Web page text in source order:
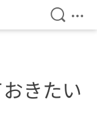
検索を
メ
きたい